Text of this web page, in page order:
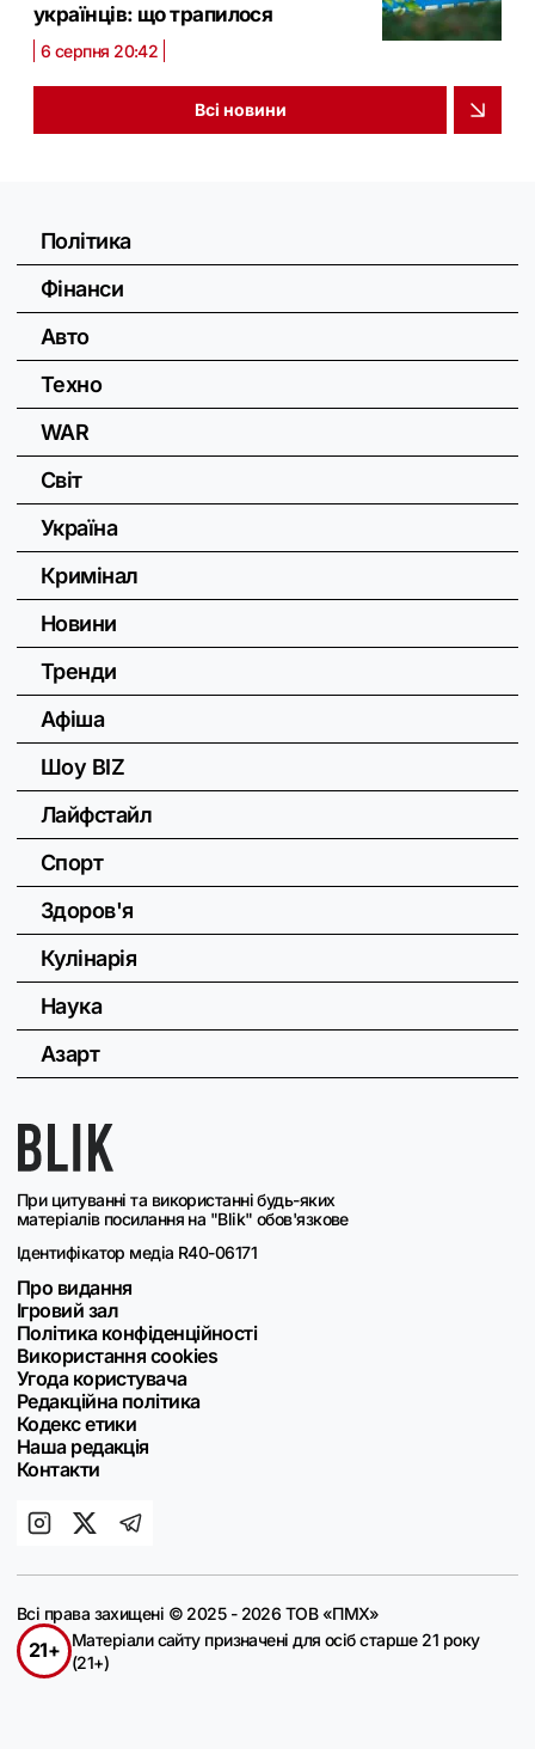
українців: що трапилося
6 серпня 20:42
Всі новини
При цитуванні та використанні будь-яких
матеріалів посилання на "Blik" обов'язкове
Ідентифікатор медіа R40-06171
Про видання
Ігровий зал
Політика конфіденційності
Використання cookies
Угода користувача
Редакційна політика
Кодекс етики
Наша редакція
Контакти
Політика
Фінанси
Авто
Техно
WAR
Світ
Україна
Кримінал
Новини
Тренди
Афіша
Шоу BIZ
Лайфстайл
Спорт
Здоров'я
Кулінарія
Наука
Азарт
Всі права захищені © 2025 - 2026 ТОВ «ПМХ»
21+
Матеріали сайту призначені для осіб старше 21 року
(21+)